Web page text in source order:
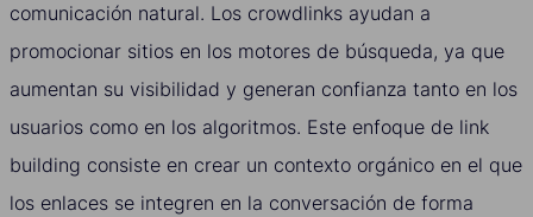
comunicación natural. Los crowdlinks ayudan a
promocionar sitios en los motores de búsqueda, ya que
aumentan su visibilidad y generan confianza tanto en los
usuarios como en los algoritmos. Este enfoque de link
building consiste en crear un contexto orgánico en el que
los enlaces se integren en la conversación de forma